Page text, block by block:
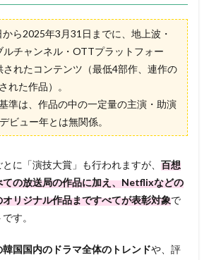
ら2025年3月31日までに、地上波・
ルチャンネル・OTTプラットフォー
されたコンテンツ（最低4部作、連作の
れた作品）。
準は、作品の中の一定量の主演・助演
ビュー年とは無関係。
に「演技大賞」も行われますが、 百想
ての放送局の作品に加え、Netflixなどの
リジナル作品まですべてが表彰対象で
す。
韓国国内のドラマ全体のトレンドや、評